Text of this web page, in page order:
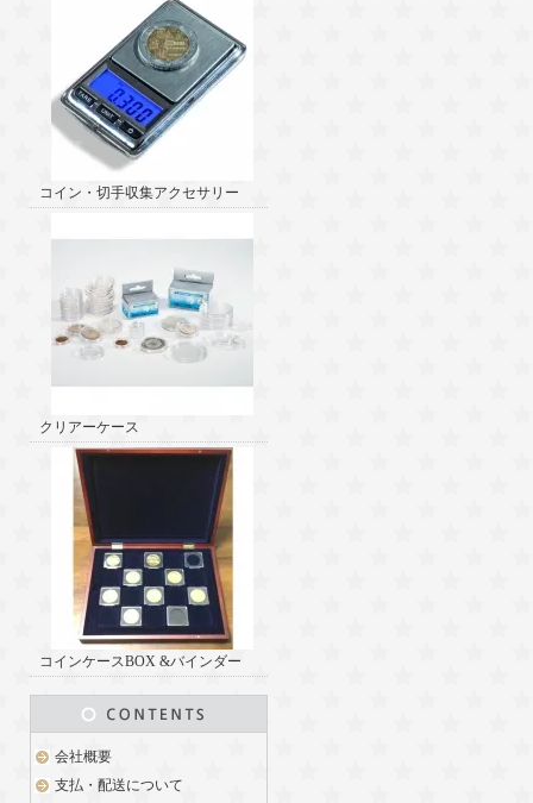
コイン・切手収集アクセサリー
クリアーケース
コインケースBOX &バインダー
会社概要
支払・配送について